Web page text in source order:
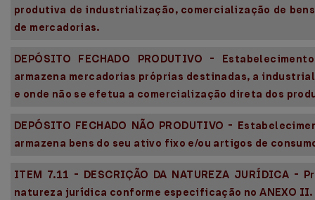
produtiva de industrialização, comercialização de
de mercadorias.
DEPÓSITO FECHADO PRODUTIVO -
armazena mercadorias próprias destinadas, a
e onde não se efetua a comercialização direta dos
DEPÓSITO FECHADO NÃO PRODUTIVO -
armazena bens do seu ativo fixo e/ou artigos de
ITEM 7.11 - DESCRIÇÃO DA NATUREZA JURÍDICA -
natureza jurídica conforme especificação no ANEXO II.